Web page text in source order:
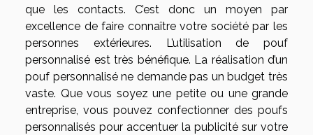
que les contacts. C’est donc un moyen par
excellence de faire connaître votre société par les
personnes extérieures. L’utilisation de pouf
personnalisé est très bénéfique. La réalisation d’un
pouf personnalisé ne demande pas un budget très
vaste. Que vous soyez une petite ou une grande
entreprise, vous pouvez confectionner des poufs
personnalisés pour accentuer la publicité sur votre